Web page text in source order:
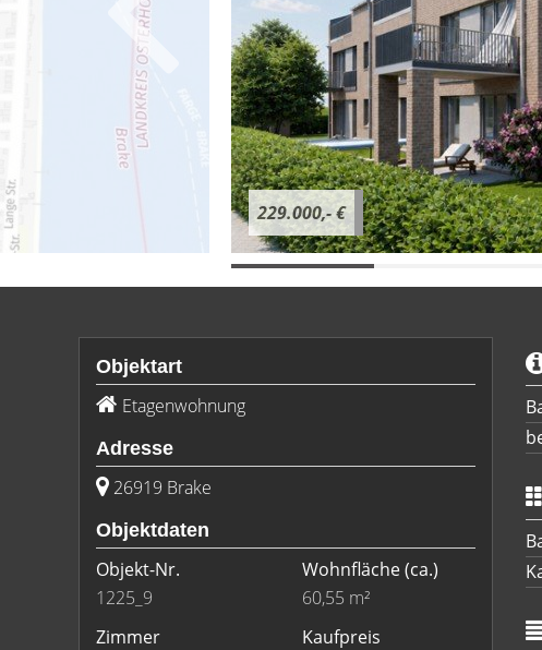
229.000,- €
Objektart
Etagenwohnung
Adresse
26919 Brake
Objektdaten
Objekt-Nr.
1225_9
Wohnfläche(ca.)
60,55 m²
Zimmer
Kaufpreis